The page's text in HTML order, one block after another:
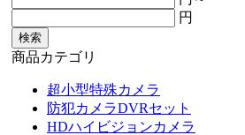
円
商品カテゴリ
超小型特殊カメラ
防犯カメラDVRセット
HDハイビジョンカメラ